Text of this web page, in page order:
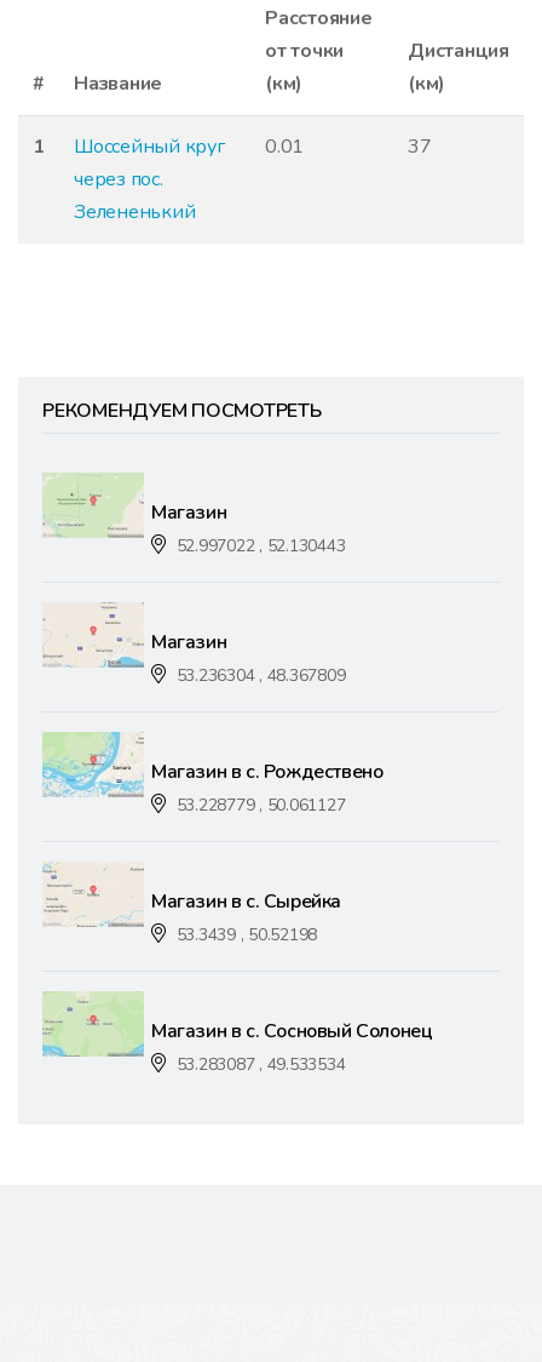
# Название
Расстояние
от точки
(км)
Дистанция
(км)
1
Шоссейный круг
через пос.
Зелененький
0.01 37
РЕКОМЕНДУЕМ ПОСМОТРЕТЬ
Магазин
52.997022 , 52.130443
Магазин
53.236304 , 48.367809
Магазин в с. Рождествено
53.228779 , 50.061127
Магазин в с. Сырейка
53.3439 , 50.52198
Магазин в с. Сосновый Солонец
53.283087 , 49.533534